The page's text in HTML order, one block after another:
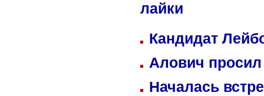
лайки
Кандидат
Алович просил
Началась